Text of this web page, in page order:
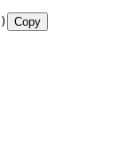
) Copy